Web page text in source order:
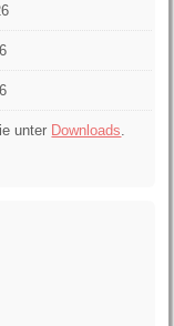
unter Downloads